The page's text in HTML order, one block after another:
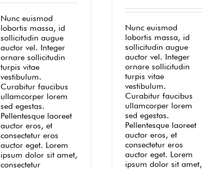
Nunc euismod
lobortis massa, id
sollicitudin augue
auctor vel. Integer
ornare sollicitudin
turpis vitae
vestibulum.
Curabitur faucibus
ullamcorper lorem
sed egestas.
Pellentesque laoreet
auctor eros, et
consectetur eros
auctor eget. Lorem
ipsum dolor sit amet,
consectetur
Nunc euismod
lobortis massa, id
sollicitudin augue
auctor vel. Integer
ornare sollicitudin
turpis vitae
vestibulum.
Curabitur faucibus
ullamcorper lorem
sed egestas.
Pellentesque laoreet
auctor eros, et
consectetur eros
auctor eget. Lorem
ipsum dolor sit amet,